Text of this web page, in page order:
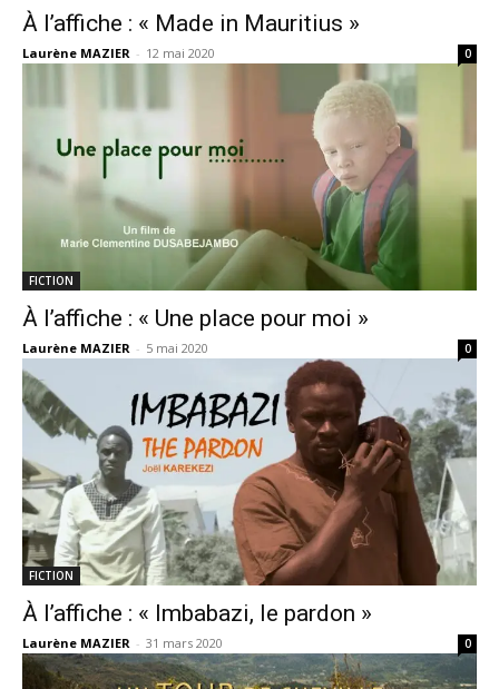
À l’affiche : « Made in Mauritius »
Laurène MAZIER - 12 mai 2020 0
FICTION
À l’affiche : « Une place pour moi »
Laurène MAZIER - 5 mai 2020 0
FICTION
À l’affiche : « Imbabazi, le pardon »
Laurène MAZIER - 31 mars 2020 0